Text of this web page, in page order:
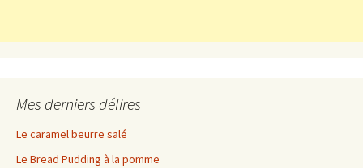
Mes derniers délires
Le caramel beurre salé
Le Bread Pudding à la pomme